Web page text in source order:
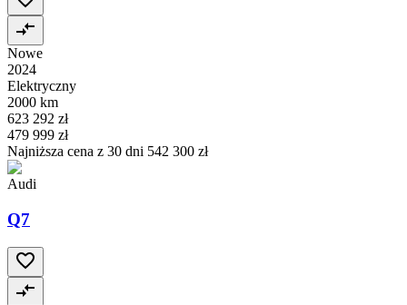
Nowe
2024
Elektryczny
2000 km
623 292 zł
479 999 zł
Najniższa cena z 30 dni 542 300 zł
Audi
Q7